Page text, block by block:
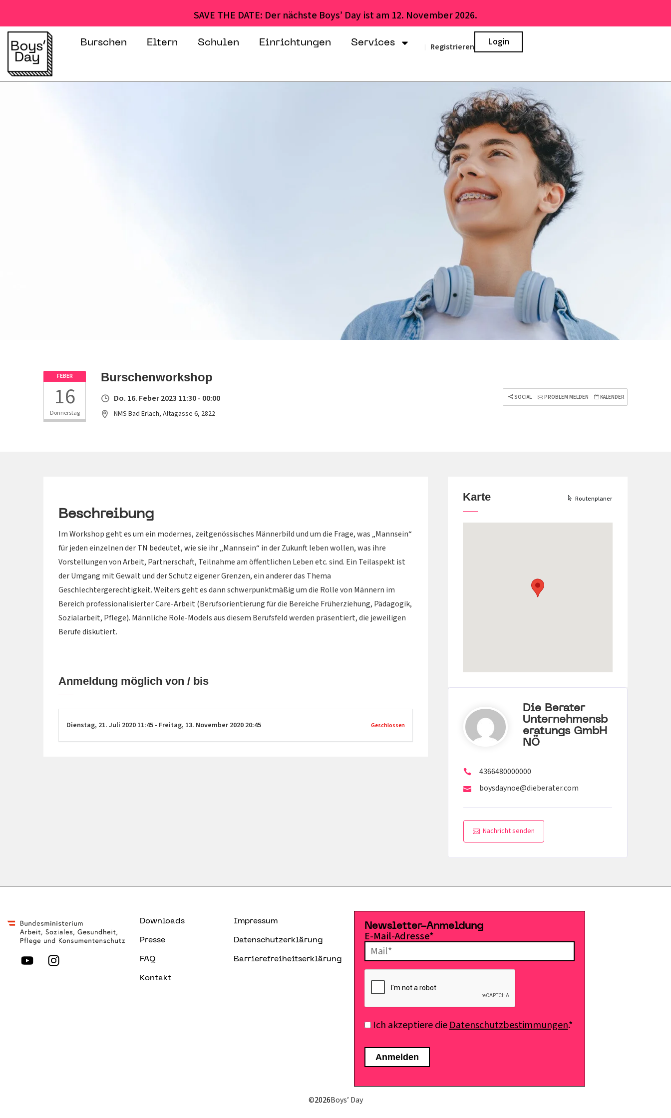
SAVE THE DATE: Der nächste Boys’ Day ist am 12. November 2026.
Burschen Eltern Schulen Einrichtungen Services | Registrieren Login
FEBER
16
Donnerstag
Burschenworkshop
Do. 16. Feber 2023 11:30 - 00:00
NMS Bad Erlach, Altagasse 6, 2822
SOCIAL PROBLEM MELDEN KALENDER
Beschreibung
Im Workshop geht es um ein modernes, zeitgenössisches Männerbild und um die Frage, was „Mannsein“
für jeden einzelnen der TN bedeutet, wie sie ihr „Mannsein“ in der Zukunft leben wollen, was ihre
Vorstellungen von Arbeit, Partnerschaft, Teilnahme am öffentlichen Leben etc. sind. Ein Teilaspekt ist
der Umgang mit Gewalt und der Schutz eigener Grenzen, ein anderer das Thema
Geschlechtergerechtigkeit. Weiters geht es dann schwerpunktmäßig um die Rolle von Männern im
Bereich professionalisierter Care-Arbeit (Berufsorientierung für die Bereiche Früherziehung, Pädagogik,
Sozialarbeit, Pflege). Männliche Role-Models aus diesem Berufsfeld werden präsentiert, die jeweiligen
Berufe diskutiert.
Anmeldung möglich von / bis
Dienstag, 21. Juli 2020 11:45 - Freitag, 13. November 2020 20:45 Geschlossen
Karte Routenplaner
Die Berater
Unternehmensb
Eratungs GmbH
NÖ
4366480000000
boysdaynoe@dieberater.com
Nachricht senden
Downloads
Presse
FAQ
Kontakt
Impressum
Datenschutzerklärung
Barrierefreiheitserklärung
Newsletter-Anmeldung
E-Mail-Adresse*
Ich akzeptiere dieDatenschutzbestimmungen.*
©2026Boys’ Day